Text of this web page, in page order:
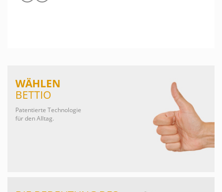
WÄHLEN
BETTIO
Patentierte Technologie
für den Alltag.